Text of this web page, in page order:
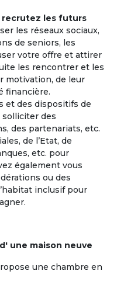
recrutez les futurs
les réseaux sociaux,
de seniors, les
votre offre et attirer
les rencontrer et les
motivation, de leur
financière.
et des dispositifs de
des
des partenariats, etc.
de l’Etat, de
etc. pour
également vous
ou des
inclusif pour
une maison neuve
une chambre en
l'expérience de vie
et tolérante. Il faut
cet affect naissant
c'est le bon choix
Suivant
ans